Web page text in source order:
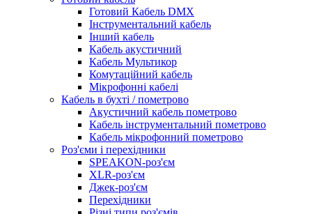
Готовий Кабель DMX
Інструментальний кабель
Інший кабель
Кабель акустичний
Кабель Мультикор
Комутаційний кабель
Мікрофонні кабелі
Кабель в бухті / пометрово
Акустичний кабель пометрово
Кабель інструментальний пометрово
Кабель мікрофонний пометрово
Роз'єми і перехідники
SPEAKON-роз'єм
XLR-роз'єм
Джек-роз'єм
Перехідники